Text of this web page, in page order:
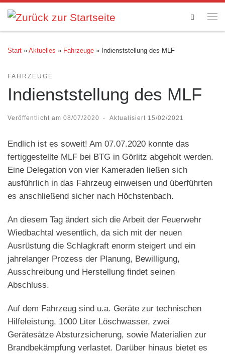
Zum Inhalt springen
Search
Start » Aktuelles » Fahrzeuge » Indienststellung des MLF
FAHRZEUGE
Indienststellung des MLF
Veröffentlicht am 08/07/2020 - Aktualisiert 15/02/2021
Endlich ist es soweit! Am 07.07.2020 konnte das
fertiggestellte MLF bei BTG in Görlitz abgeholt werden.
Eine Delegation von vier Kameraden ließen sich
ausführlich in das Fahrzeug einweisen und überführten
es anschließend sicher nach Höchstenbach.
An diesem Tag ändert sich die Arbeit der Feuerwehr
Wiedbachtal wesentlich, da sich mit der neuen
Ausrüstung die Schlagkraft enorm steigert und ein
jahrelanger Prozess der Planung, Bewilligung,
Ausschreibung und Herstellung findet seinen
Abschluss.
Auf dem Fahrzeug sind u.a. Geräte zur technischen
Hilfeleistung, 1000 Liter Löschwasser, zwei
Gerätesätze Absturzsicherung, sowie Materialien zur
Brandbekämpfung verlastet. Darüber hinaus bietet es